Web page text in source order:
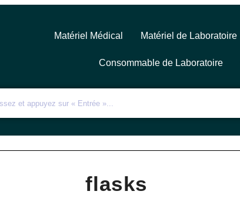
Matériel Médical Matériel de Laboratoire
Consommable de Laboratoire
flasks